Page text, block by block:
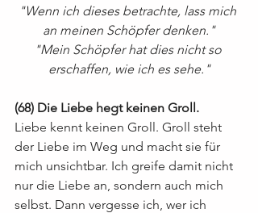
"Wenn ich dieses betrachte, lass mich
an meinen Schöpfer denken."
"Mein Schöpfer hat dies nicht so
erschaffen, wie ich es sehe."
(68) Die Liebe hegt keinen Groll.
Liebe kennt keinen Groll. Groll steht
der Liebe im Weg und macht sie für
mich unsichtbar. Ich greife damit nicht
nur die Liebe an, sondern auch mich
selbst. Dann vergesse ich, wer ich